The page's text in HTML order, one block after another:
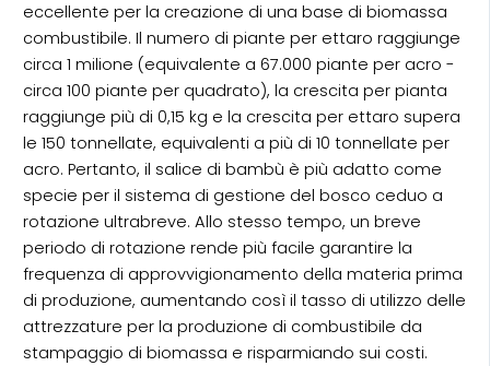
eccellente per la creazione di una base di biomassa
combustibile. Il numero di piante per ettaro raggiunge
circa 1 milione (equivalente a 67.000 piante per acro -
circa 100 piante per quadrato), la crescita per pianta
raggiunge più di 0,15 kg e la crescita per ettaro supera
le 150 tonnellate, equivalenti a più di 10 tonnellate per
acro. Pertanto, il salice di bambù è più adatto come
specie per il sistema di gestione del bosco ceduo a
rotazione ultrabreve. Allo stesso tempo, un breve
periodo di rotazione rende più facile garantire la
frequenza di approvvigionamento della materia prima
di produzione, aumentando così il tasso di utilizzo delle
attrezzature per la produzione di combustibile da
stampaggio di biomassa e risparmiando sui costi.